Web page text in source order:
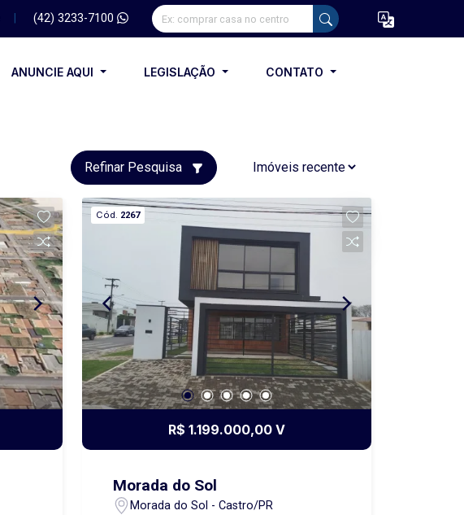
(42) 3233-7100
ANUNCIE AQUI LEGISLAÇÃO CONTATO
Refinar Pesquisa
Cód. 2267
R$ 1.199.000,00 V
Morada do Sol
Morada do Sol - Castro/PR